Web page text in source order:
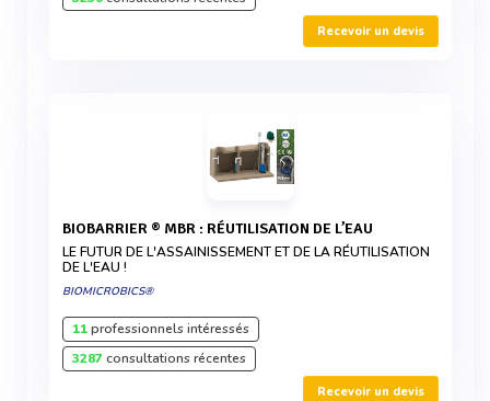
Recevoir un devis
BIOBARRIER ® MBR : RÉUTILISATION DE L’EAU
LE FUTUR DE L'ASSAINISSEMENT ET DE LA RÉUTILISATION
DE L'EAU !
BIOMICROBICS®
11professionnels intéressés
3287consultations récentes
Recevoir un devis